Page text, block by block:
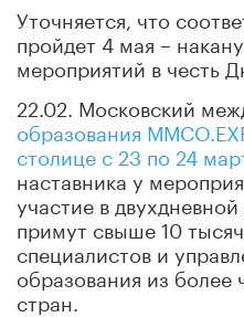
Уточняется, что
пройдет 4 мая –
мероприятий в честь
22.02. Московский
образования
столице с 23 по 24
наставника у
участие в
примут свыше 10
специалистов и
образования из
стран.